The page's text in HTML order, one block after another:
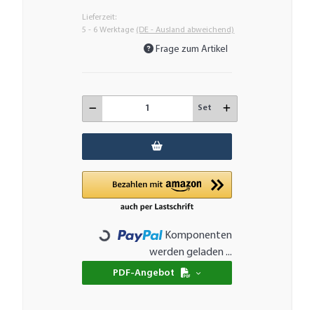
Lieferzeit:
5 - 6 Werktage (DE - Ausland abweichend)
Frage zum Artikel
Set
Loading...
Komponenten
werden geladen ...
PDF-Angebot